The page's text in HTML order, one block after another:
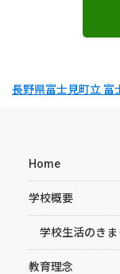
長野県富士見町立 富
Home
学校概要
学校生活のきま
教育理念